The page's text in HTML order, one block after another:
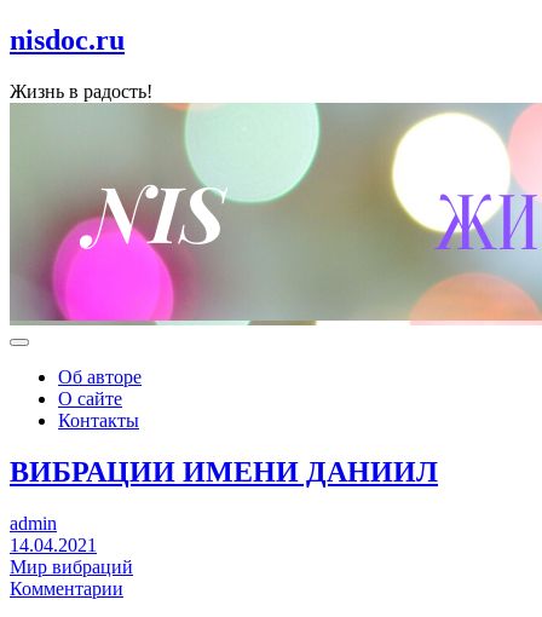
nisdoc.ru
Жизнь в радость!
Об авторе
О сайте
Контакты
ВИБРАЦИИ ИМЕНИ ДАНИИЛ
admin
14.04.2021
Мир вибраций
Комментарии